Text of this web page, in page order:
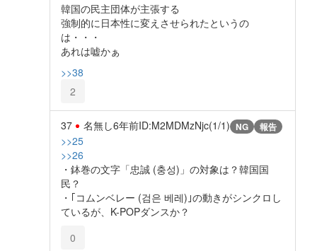
韓国の民主団体が主張する
強制的に日本性に変えさせられたというの
は・・・
あれは嘘かぁ
>>38
2
37 名無し6年前ID:M2MDMzNjc(1/1) NG 報告
>>25
>>26
・鉢巻の文字「忠誠 (충성)」の対象は？韓国国
民？
・｢コムンベレー (검은 베레)｣の動きがシンクロし
ているが、K-POPダンスか？
0